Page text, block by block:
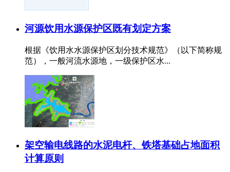
河源饮用水源保护区既有划定方案
根据《饮用水水源保护区划分技术规范》（以下简称规
范），一般河流水源地，一级保护区水...
架空输电线路的水泥电杆、铁塔基础占地面积
计算原则